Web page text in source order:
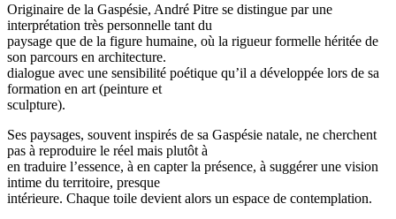
Originaire de la Gaspésie, André Pitre se distingue par une
interprétation très personnelle tant du
paysage que de la figure humaine, où la rigueur formelle héritée de
son parcours en architecture.
dialogue avec une sensibilité poétique qu’il a développée lors de sa
formation en art (peinture et
sculpture).
Ses paysages, souvent inspirés de sa Gaspésie natale, ne cherchent
pas à reproduire le réel mais plutôt à
en traduire l’essence, à en capter la présence, à suggérer une vision
intime du territoire, presque
intérieure. Chaque toile devient alors un espace de contemplation.